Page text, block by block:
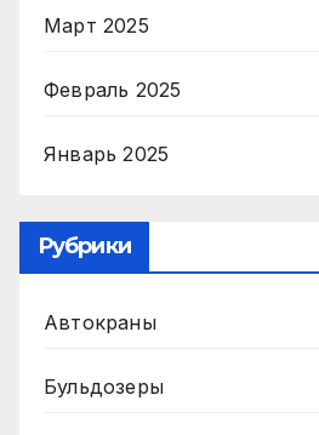
Март 2025
Февраль 2025
Январь 2025
Рубрики
Автокраны
Бульдозеры